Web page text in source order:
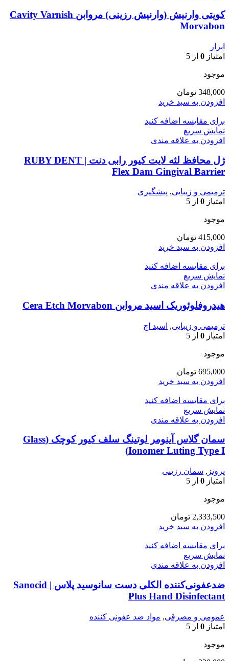
کویتی وارنیش (وارنیش رزینی) مروابن Cavity Varnish
Morvabon
ابزار
امتیاز 0 از 5
موجود
348,000 تومان
افزودن به سبد خرید
برای مقایسه اضافه کنید
نمایش سریع
افزودن به علاقه مندی
ژل محافظ لثه لایت کیور رابی دنت | RUBY DENT
Flex Dam Gingival Barrier
ترمیمی و زیبایی, پیشگیری
امتیاز 0 از 5
موجود
415,000 تومان
افزودن به سبد خرید
برای مقایسه اضافه کنید
نمایش سریع
افزودن به علاقه مندی
هیدروفلوئوریک اسید مروابن Cera Etch Morvabon
ترمیمی و زیبایی, اسید اچ
امتیاز 0 از 5
موجود
695,000 تومان
افزودن به سبد خرید
برای مقایسه اضافه کنید
نمایش سریع
افزودن به علاقه مندی
سمان گلاس آینومر لوتینگ سلف کیور کوچک (Glass
Ionomer Luting Type I)
پروتز , سمان رزینی
امتیاز 0 از 5
موجود
2,333,500 تومان
افزودن به سبد خرید
برای مقایسه اضافه کنید
نمایش سریع
افزودن به علاقه مندی
ضدعفونی‌کننده الکلی دست سانوسید پلاس | Sanocid
Plus Hand Disinfectant
عمومی و مصرقی, مواد ضد عفونی کننده
امتیاز 0 از 5
موجود